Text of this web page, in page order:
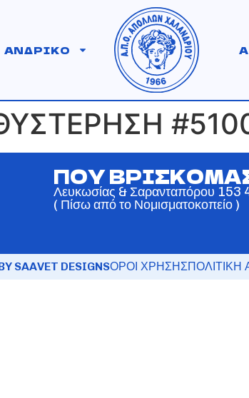
ΑΝΔΡΙΚΟ
ΠΟΥ
Λευκωσίας & Σαρανταπόρου 153
( Πίσω από το Νομισματοκοπείο )
SAAVET DESIGNSΟΡΟΙ ΧΡΗΣΗΣ